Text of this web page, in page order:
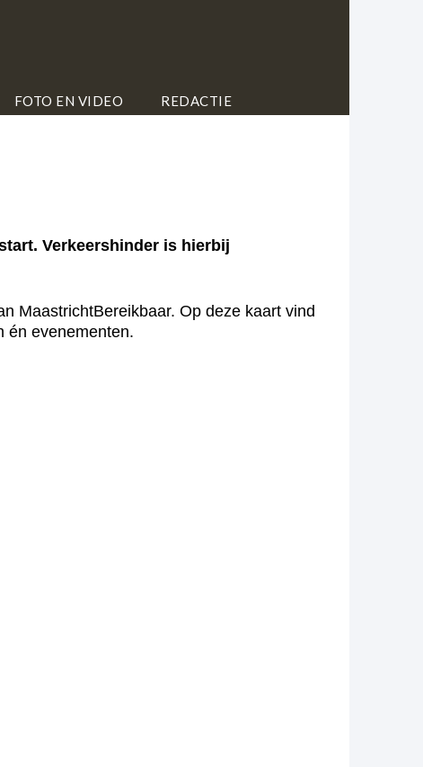
FOTO EN VIDEO REDACTIE
Verkeershinder is hierbij
MaastrichtBereikbaar. Op deze kaart vind
én evenementen.